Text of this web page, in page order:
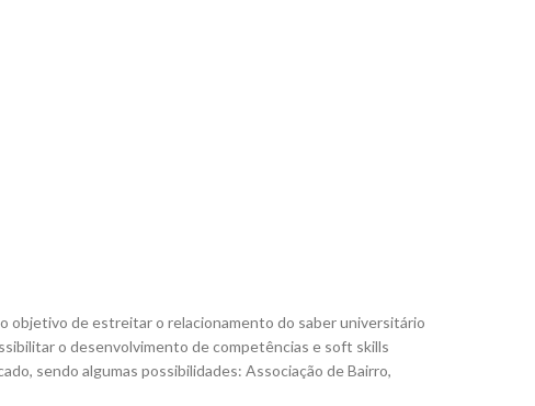
objetivo de estreitar o relacionamento do saber universitário
o desenvolvimento de competências e soft skills
sendo algumas possibilidades: Associação de Bairro,